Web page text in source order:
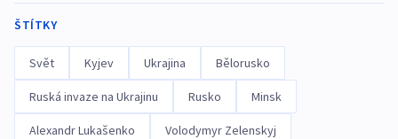
ŠTÍTKY
Svět Kyjev Ukrajina Bělorusko
Ruská invaze na Ukrajinu Rusko Minsk
Alexandr Lukašenko Volodymyr Zelenskyj